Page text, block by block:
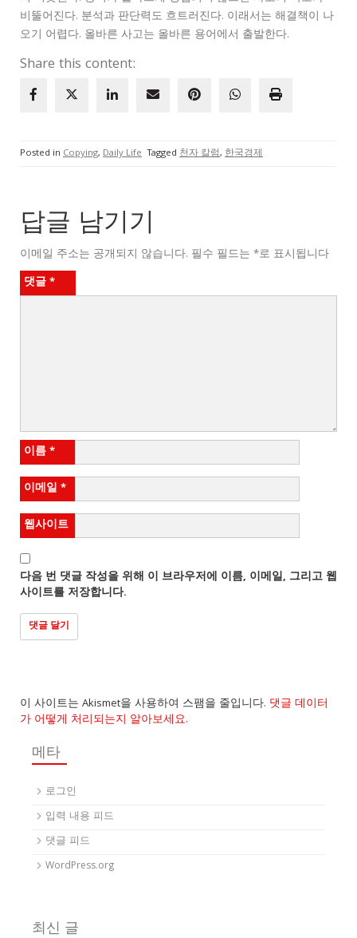
비뚤어진다. 분석과 판단력도 흐트러진다. 이래서는 해결책이 나
오기 어렵다. 올바른 사고는 올바른 용어에서 출발한다.
Share this content:
Posted in Copying, Daily Life Tagged 천자 칼럼, 한국경제
답글 남기기
이메일 주소는 공개되지 않습니다. 필수 필드는 *로 표시됩니다
댓글*
이름*
이메일 *
웹사이트
다음 번 댓글 작성을 위해 이 브라우저에 이름, 이메일, 그리고 웹
사이트를 저장합니다.
이 사이트는 Akismet을 사용하여 스팸을 줄입니다. 댓글 데이터
가 어떻게 처리되는지 알아보세요.
메타
로그인
입력 내용 피드
댓글 피드
WordPress.org
최신 글